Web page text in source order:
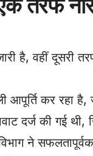
वहीं दूसरी तरफ
आपूर्ति कर रहा
दर्ज की गई थी,
ने सफलतापूर्वक